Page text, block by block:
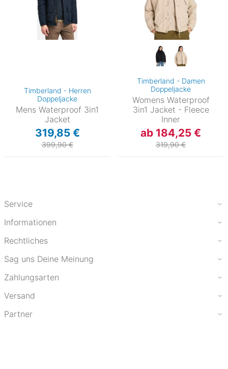
Timberland - Herren
Doppeljacke
Mens Waterproof 3in1
Jacket
319,85 €
399,90 €
Timberland - Damen
Doppeljacke
Womens Waterproof
3in1 Jacket - Fleece
Inner
ab 184,25 €
319,90 €
Service
Informationen
Rechtliches
Sag uns Deine Meinung
Zahlungsarten
Versand
Partner